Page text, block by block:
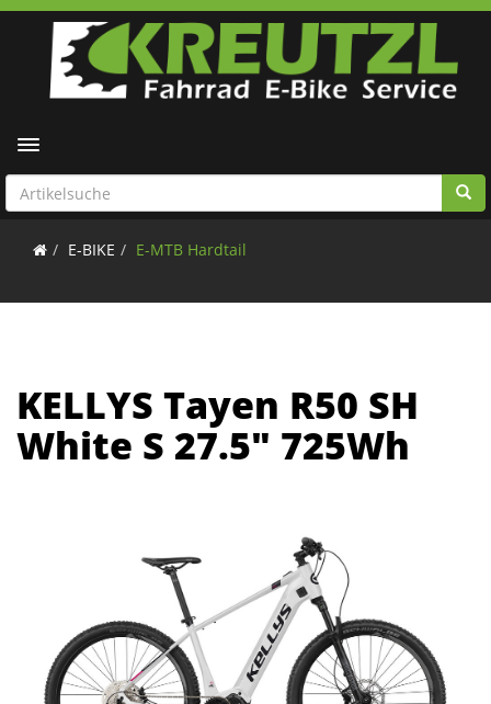
Toggle navigation
E-BIKE E-MTB Hardtail
KELLYS Tayen R50 SH
White S 27.5" 725Wh